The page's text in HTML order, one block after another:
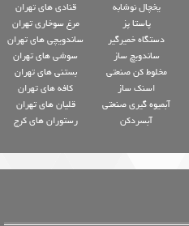
یخچال نوشابه
پاستا پز
دستگاه خمیرگیر
ساندویچ ساز
مخلوط کن صنعتی
اسنک ساز
آبمیوه گیری صنعتی
آبسردکن
قنادی های تهران
مرغ سوخاری تهران
ساندویچی های تهران
سوشی های تهران
بستنی های تهران
کافه های تهران
قلیان های تهران
رستوران های کرج